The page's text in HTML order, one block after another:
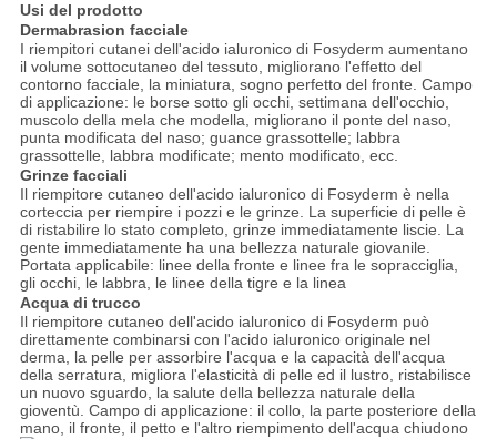
Usi del prodotto
Dermabrasion facciale
I riempitori cutanei dell'acido ialuronico di Fosyderm aumentano
il volume sottocutaneo del tessuto, migliorano l'effetto del
contorno facciale, la miniatura, sogno perfetto del fronte. Campo
di applicazione: le borse sotto gli occhi, settimana dell'occhio,
muscolo della mela che modella, migliorano il ponte del naso,
punta modificata del naso; guance grassottelle; labbra
grassottelle, labbra modificate; mento modificato, ecc.
Grinze facciali
Il riempitore cutaneo dell'acido ialuronico di Fosyderm è nella
corteccia per riempire i pozzi e le grinze. La superficie di pelle è
di ristabilire lo stato completo, grinze immediatamente liscie. La
gente immediatamente ha una bellezza naturale giovanile.
Portata applicabile: linee della fronte e linee fra le sopracciglia,
gli occhi, le labbra, le linee della tigre e la linea
Acqua di trucco
Il riempitore cutaneo dell'acido ialuronico di Fosyderm può
direttamente combinarsi con l'acido ialuronico originale nel
derma, la pelle per assorbire l'acqua e la capacità dell'acqua
della serratura, migliora l'elasticità di pelle ed il lustro, ristabilisce
un nuovo sguardo, la salute della bellezza naturale della
gioventù. Campo di applicazione: il collo, la parte posteriore della
mano, il fronte, il petto e l'altro riempimento dell'acqua chiudono